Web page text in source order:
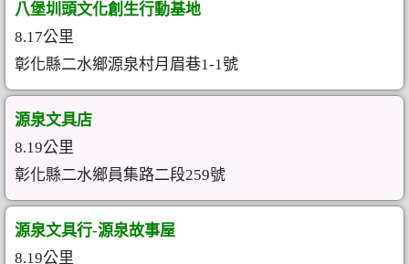
八堡圳頭文化創生行動基地
8.17公里
彰化縣二水鄉源泉村月眉巷1-1號
源泉文具店
8.19公里
彰化縣二水鄉員集路二段259號
源泉文具行-源泉故事屋
8.19公里